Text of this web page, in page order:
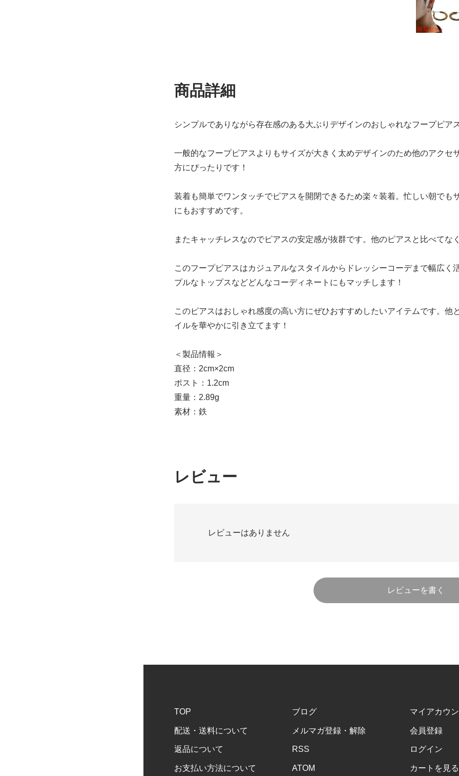
商品詳細
シンプルでありながら存在感のある大ぶりデザインのおしゃれなフープピア
一般的なフープピアスよりもサイズが大きく太めデザインのため他のアク
方にぴったりです！
装着も簡単でワンタッチでピアスを開閉できるため楽々装着。忙しい朝で
にもおすすめです。
またキャッチレスなのでピアスの安定感が抜群です。他のピアスと比べてな
このフープピアスはカジュアルなスタイルからドレッシーコーデまで幅広
プルなトップスなどどんなコーディネートにもマッチします！
このピアスはおしゃれ感度の高い方にぜひおすすめしたいアイテムです。
イルを華やかに引き立てます！
＜製品情報＞
直径：2cm×2cm
ポスト：1.2cm
重量：2.89g
素材：鉄
レビュー
レビューはありません
レビューを書く
TOP
配送・送料について
返品について
お支払い方法について
ブログ
メルマガ登録・解除
RSS
ATOM
マイアカウ
会員登録
ログイン
カートを見る